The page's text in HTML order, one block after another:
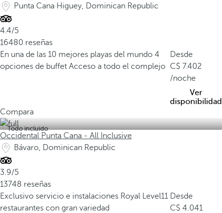
Punta Cana Higuey, Dominican Republic
4.4/5
16480 reseñas
En una de las 10 mejores playas del mundo 4
opciones de buffet Acceso a todo el complejo
Desde
7.402
/noche
Ver
disponibilidad
Compara
Todo incluido
Occidental Punta Cana - All Inclusive
Bávaro, Dominican Republic
3.9/5
13748 reseñas
Exclusivo servicio e instalaciones Royal Level11
restaurantes con gran variedad
Desde
4.041
i
u
d
a
d
C
n
i
a
l
d
e
S
a
n